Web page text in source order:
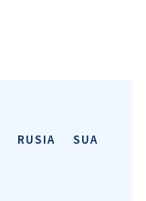
RUSIA
SUA